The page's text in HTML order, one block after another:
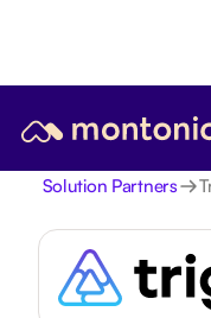
Solution Partners